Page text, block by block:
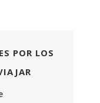
POR LOS